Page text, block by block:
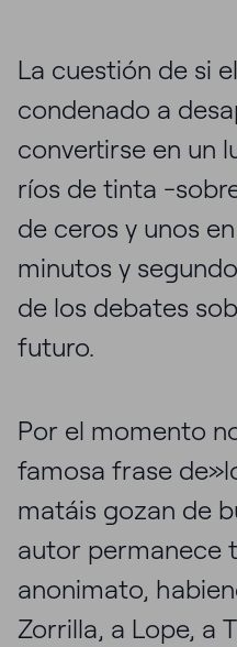
La cuestión de si
condenado a
convertirse en un
ríos de tinta -
de ceros y unos
minutos y
de los debates
futuro.
Por el momento
famosa frase
matáis gozan de
autor permanece
anonimato,
Zorrilla, a Lope, a